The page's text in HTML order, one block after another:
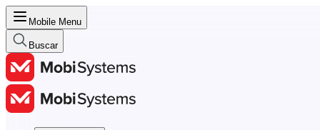
Mobile Menu
Buscar